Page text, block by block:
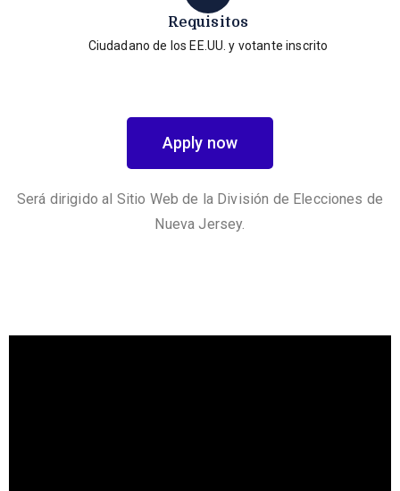
Requisitos
Ciudadano de los EE.UU. y votante inscrito
Apply now
Será dirigido al Sitio Web de la División de Elecciones de
Nueva Jersey.